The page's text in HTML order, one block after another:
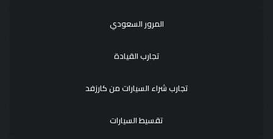
المرور السعودي
تجارب القيادة
تجارب شراء السيارات من كارزفد
تقسيط السيارات